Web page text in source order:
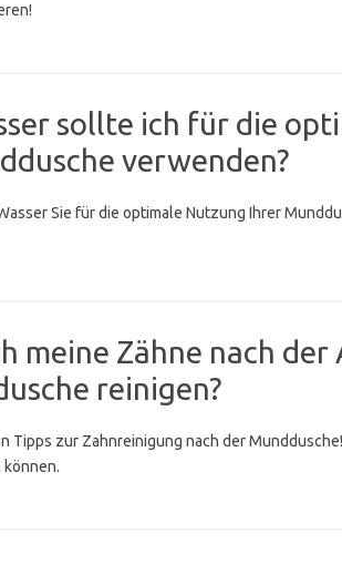
sollte ich für die
verwenden?
Sie für die optimale Nutzung Ihrer
meine Zähne nach der
reinigen?
Tipps zur Zahnreinigung nach der